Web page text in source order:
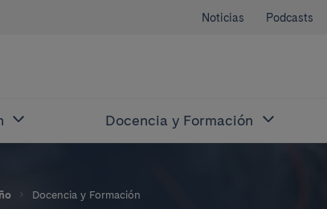
Noticias Podcasts
Docencia y Formación
Docencia y Formación